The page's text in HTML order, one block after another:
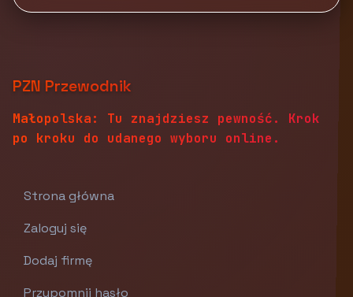
PZN Przewodnik
Małopolska: Tu znajdziesz pewność. Krok
po kroku do udanego wyboru online.
Strona główna
Zaloguj się
Dodaj firmę
Przypomnij hasło